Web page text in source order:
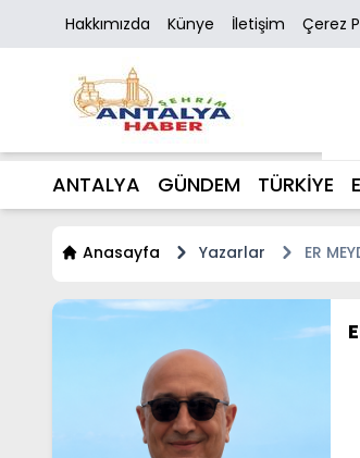
Hakkımızda Künye İletişim Çerez
ANTALYA GÜNDEM TÜRKİYE
Anasayfa Yazarlar ER